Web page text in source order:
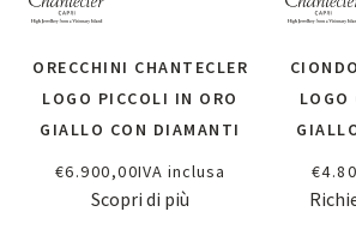
ORECCHINI CHANTECLER
LOGO PICCOLI IN ORO
GIALLO CON DIAMANTI
€6.900,00IVA inclusa
Scopri di più
LOGO
€